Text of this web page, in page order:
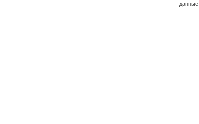
данные